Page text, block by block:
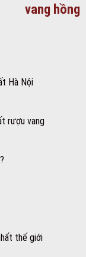
vang hồng
Hà Nội
rượu vang
thế giới